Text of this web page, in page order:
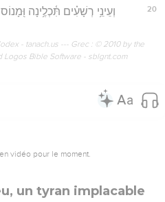
20 וְעֵינֵ֥י רְשָׁעִ֗ים תִּ֫כְלֶ֥ינָה
- tanach.us --- Grec : © 2010 by the
Logos Bible Software - sblgnt.com
vidéo pour le moment.
un tyran implacable